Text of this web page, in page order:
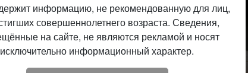
информацию, не рекомендованную для лиц,
совершеннолетнего возраста. Сведения,
на сайте, не являются рекламой и носят
исключительно информационный характер.